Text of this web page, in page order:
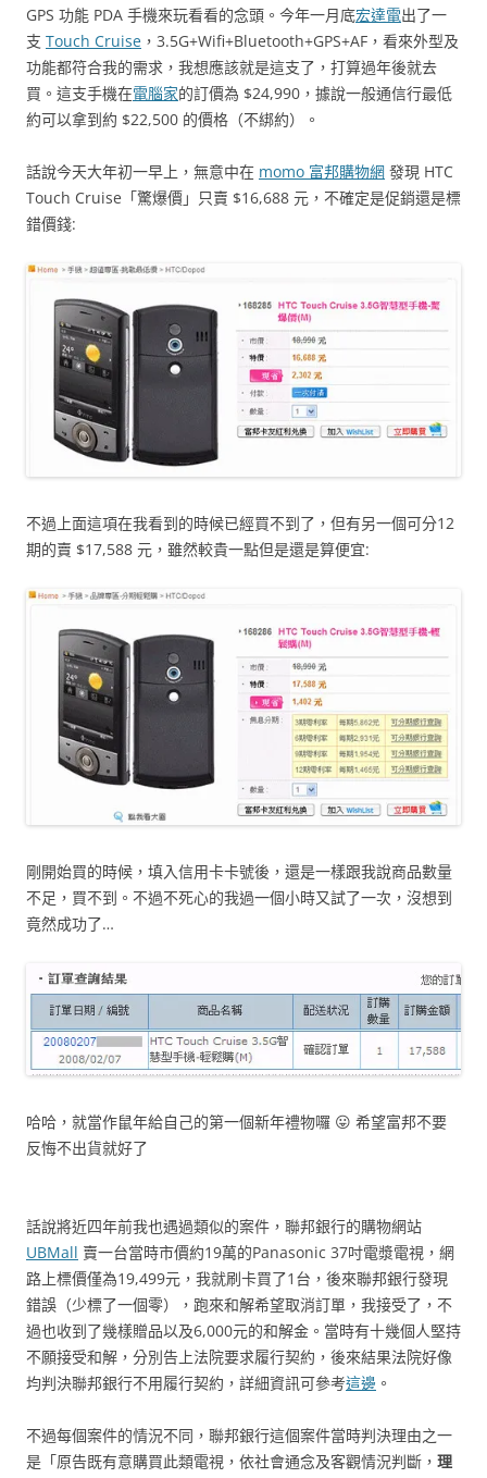
GPS 功能 PDA 手機來玩看看的念頭。今年一月底宏達電出了一
支 Touch Cruise ，3.5G+Wifi+Bluetooth+GPS+AF，看來外型及
功能都符合我的需求，我想應該就是這支了，打算過年後就去
買。這支手機在電腦家的訂價為 $24,990，據說一般通信行最低
約可以拿到約 $22,500 的價格（不綁約）。
話說今天大年初一早上，無意中在 momo 富邦購物網 發現 HTC
Touch Cruise「驚爆價」只賣 $16,688 元，不確定是促銷還是標
錯價錢:
不過上面這項在我看到的時候已經買不到了，但有另一個可分12
期的賣 $17,588 元，雖然較貴一點但是還是算便宜:
剛開始買的時候，填入信用卡卡號後，還是一樣跟我說商品數量
不足，買不到。不過不死心的我過一個小時又試了一次，沒想到
竟然成功了…
哈哈，就當作鼠年給自己的第一個新年禮物囉 😛 希望富邦不要
反悔不出貨就好了
話說將近四年前我也遇過類似的案件，聯邦銀行的購物網站
UBMall 賣一台當時市價約19萬的Panasonic 37吋電漿電視，網
路上標價僅為19,499元，我就刷卡買了1台，後來聯邦銀行發現
錯誤（少標了一個零），跑來和解希望取消訂單，我接受了，不
過也收到了幾樣贈品以及6,000元的和解金。當時有十幾個人堅持
不願接受和解，分別告上法院要求履行契約，後來結果法院好像
均判決聯邦銀行不用履行契約，詳細資訊可參考這邊 。
不過每個案件的情況不同，聯邦銀行這個案件當時判決理由之一
是「原告既有意購買此類電視，依社會通念及客觀情況判斷， 理